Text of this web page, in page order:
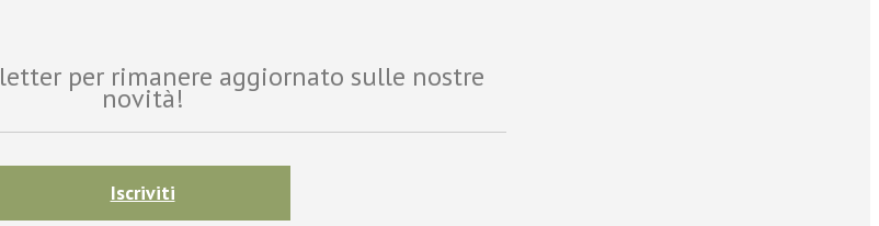
per rimanere aggiornato sulle nostre
novità!
Iscriviti